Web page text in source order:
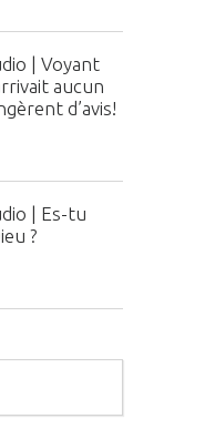
| Voyant
aucun
d’avis!
| Es-tu
?